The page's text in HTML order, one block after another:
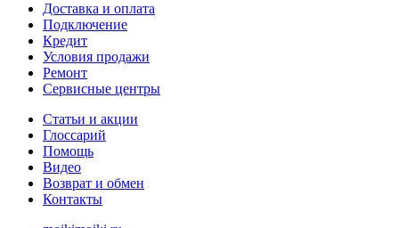
Доставка и оплата
Подключение
Кредит
Условия продажи
Ремонт
Сервисные центры
Статьи и акции
Глоссарий
Помощь
Видео
Возврат и обмен
Контакты